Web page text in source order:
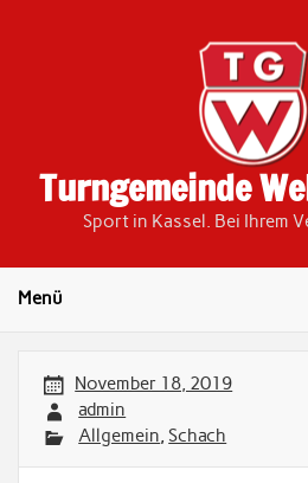
Turngemeinde
Sport in Kassel. Bei Ihrem
Menü
November 18, 2019
admin
Allgemein,Schach